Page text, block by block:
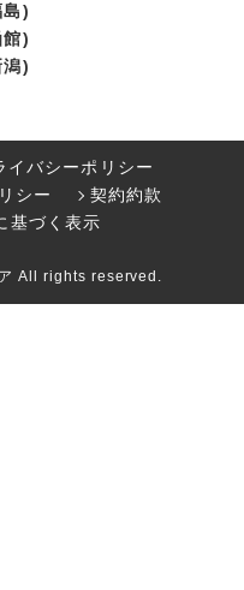
)
)
)
イバシーポリシー
シー
契約約款
基づく表示
All rights reserved.